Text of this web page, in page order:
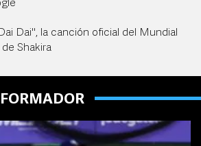
Dai", la canción oficial del Mundial
Shakira